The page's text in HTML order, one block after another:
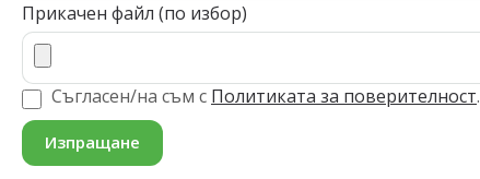
Прикачен файл (по избор)
Съгласен/на съм с Политиката за поверителност.